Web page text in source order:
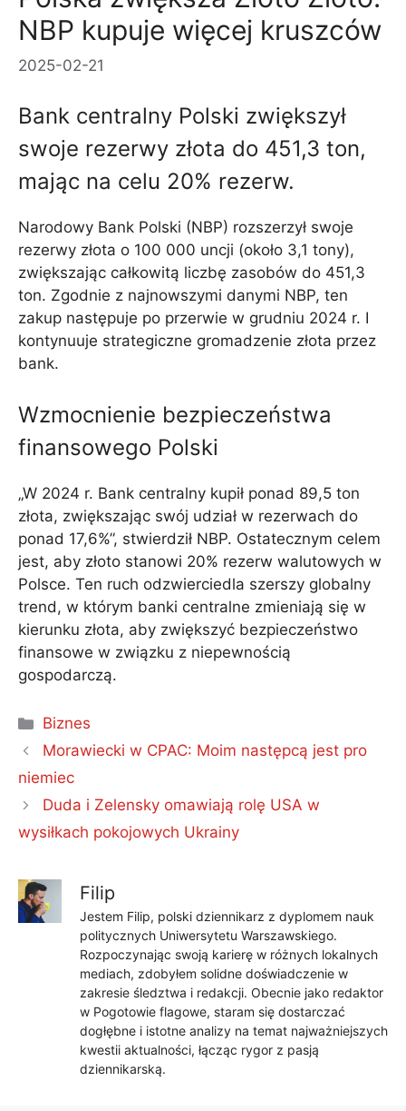
NBP kupuje więcej kruszców
2025-02-21
Bank centralny Polski zwiększył
swoje rezerwy złota do 451,3 ton,
mając na celu 20% rezerw.
Narodowy Bank Polski (NBP) rozszerzył swoje
rezerwy złota o 100 000 uncji (około 3,1 tony),
zwiększając całkowitą liczbę zasobów do 451,3
ton. Zgodnie z najnowszymi danymi NBP, ten
zakup następuje po przerwie w grudniu 2024 r. I
kontynuuje strategiczne gromadzenie złota przez
bank.
Wzmocnienie bezpieczeństwa
finansowego Polski
„W 2024 r. Bank centralny kupił ponad 89,5 ton
złota, zwiększając swój udział w rezerwach do
ponad 17,6%”, stwierdził NBP. Ostatecznym celem
jest, aby złoto stanowi 20% rezerw walutowych w
Polsce. Ten ruch odzwierciedla szerszy globalny
trend, w którym banki centralne zmieniają się w
kierunku złota, aby zwiększyć bezpieczeństwo
finansowe w związku z niepewnością
gospodarczą.
Kategorie
Biznes
Morawiecki w CPAC: Moim następcą jest pro
niemiec
Duda i Zelensky omawiają rolę USA w
wysiłkach pokojowych Ukrainy
Filip
Jestem Filip, polski dziennikarz z dyplomem nauk
politycznych Uniwersytetu Warszawskiego.
Rozpoczynając swoją karierę w różnych lokalnych
mediach, zdobyłem solidne doświadczenie w
zakresie śledztwa i redakcji. Obecnie jako redaktor
w Pogotowie flagowe, staram się dostarczać
dogłębne i istotne analizy na temat najważniejszych
kwestii aktualności, łącząc rygor z pasją
dziennikarską.